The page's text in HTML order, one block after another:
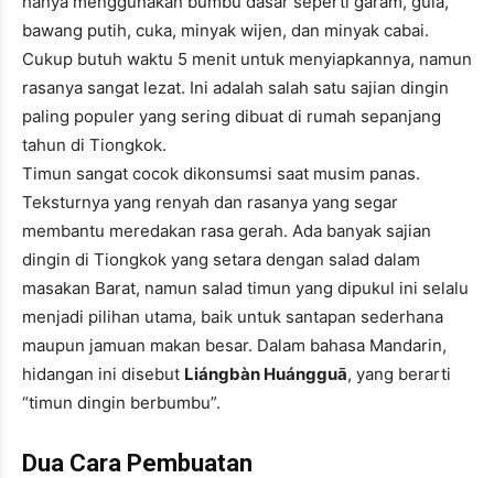
bawang putih, cuka, minyak wijen, dan minyak cabai.
Cukup butuh waktu 5 menit untuk menyiapkannya, namun
rasanya sangat lezat. Ini adalah salah satu sajian dingin
paling populer yang sering dibuat di rumah sepanjang
tahun di Tiongkok.
Timun sangat cocok dikonsumsi saat musim panas.
Teksturnya yang renyah dan rasanya yang segar
membantu meredakan rasa gerah. Ada banyak sajian
dingin di Tiongkok yang setara dengan salad dalam
masakan Barat, namun salad timun yang dipukul ini selalu
menjadi pilihan utama, baik untuk santapan sederhana
maupun jamuan makan besar. Dalam bahasa Mandarin,
hidangan ini disebut Liángbàn Huángguā, yang berarti
“timun dingin berbumbu”.
Dua Cara Pembuatan